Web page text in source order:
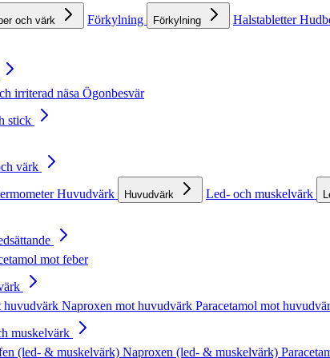
och värk Förkylning Förkylning Halstabletter
irriterad näsa Ögonbesvär
stick
värk
Huvudvärk Huvudvärk Led- och muskelvärk
mot feber
huvudvärk Naproxen mot huvudvärk Paracetamol mot
muskelvärk
(led- & muskelvärk) Naproxen (led- & muskelvärk)